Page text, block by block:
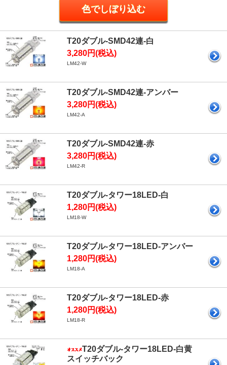
T20ダブル-SMD42連-白
3,280円(税込)
LM42-W
T20ダブル-SMD42連-アンバー
3,280円(税込)
LM42-A
T20ダブル-SMD42連-赤
3,280円(税込)
LM42-R
T20ダブル-タワー18LED-白
1,280円(税込)
LM18-W
T20ダブル-タワー18LED-アンバー
1,280円(税込)
LM18-A
T20ダブル-タワー18LED-赤
1,280円(税込)
LM18-R
T20ダブル-タワー18LED-白黄
スイッチバック